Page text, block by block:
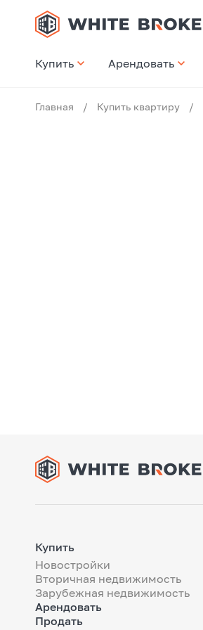
Купить Арендовать
Главная / Купить квартиру /
Купить
Новостройки
Вторичная недвижимость
Зарубежная недвижимость
Арендовать
Продать